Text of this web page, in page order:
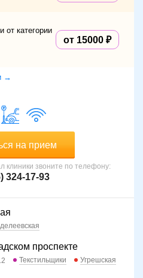
от категории
от 15000
→
на прием
клиники звоните по телефону:
324-17-93
проспекте
Текстильщики
Угрешская